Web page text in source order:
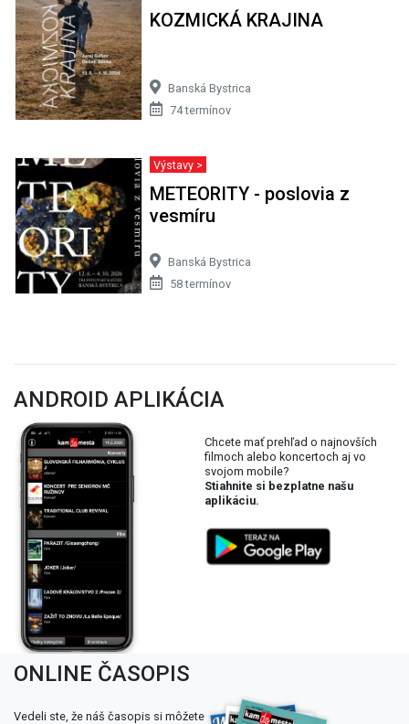
KOZMICKÁ KRAJINA
Banská Bystrica
74 termínov
Výstavy >
METEORITY - poslovia z
vesmíru
Banská Bystrica
58 termínov
ANDROID APLIKÁCIA
Chcete mať prehľad o najnovších
filmoch alebo koncertoch aj vo
svojom mobile?
Stiahnite si bezplatne našu
aplikáciu.
ONLINE ČASOPIS
Vedeli ste, že náš časopis si môžete